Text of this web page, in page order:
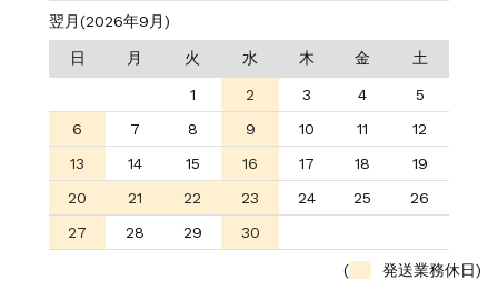
翌月(2026年9月)
日 月 火 水 木 金 土
1 2 3 4
5
6
7 8 9 10 11
12
13
14 15 16 17 18
19
20
21 22 23 24 25
26
27
28 29 30
( 発送業務休日)